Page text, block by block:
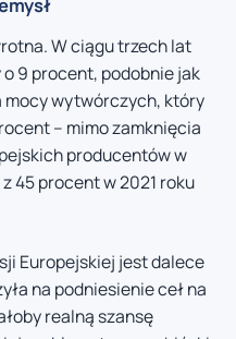
W ciągu trzech lat
9 procent, podobnie jak
wytwórczych, który
– mimo zamknięcia
producentów w
45 procent w 2021 roku
Europejskiej jest dalece
na podniesienie ceł na
realną szansę